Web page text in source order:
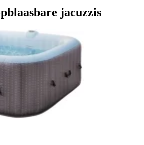
jacuzzis